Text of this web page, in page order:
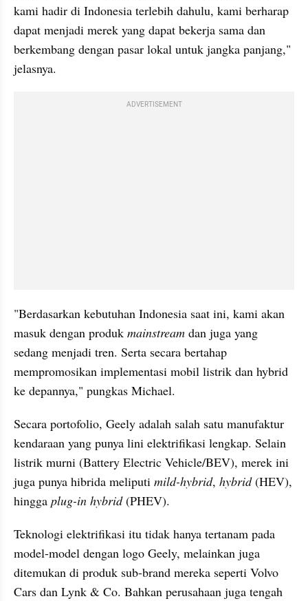
kami hadir di Indonesia terlebih dahulu, kami berharap
dapat menjadi merek yang dapat bekerja sama dan
berkembang dengan pasar lokal untuk jangka panjang,"
jelasnya.
ADVERTISEMENT
"Berdasarkan kebutuhan Indonesia saat ini, kami akan
masuk dengan produk mainstream dan juga yang
sedang menjadi tren. Serta secara bertahap
mempromosikan implementasi mobil listrik dan hybrid
ke depannya," pungkas Michael.
Secara portofolio, Geely adalah salah satu manufaktur
kendaraan yang punya lini elektrifikasi lengkap. Selain
listrik murni (Battery Electric Vehicle/BEV), merek ini
juga punya hibrida meliputi mild-hybrid, hybrid (HEV),
hingga plug-in hybrid (PHEV).
Teknologi elektrifikasi itu tidak hanya tertanam pada
model-model dengan logo Geely, melainkan juga
ditemukan di produk sub-brand mereka seperti Volvo
Cars dan Lynk & Co. Bahkan perusahaan juga tengah